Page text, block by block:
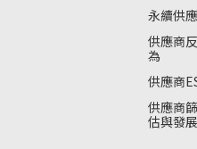
永續供
供應商
為
供應商
供應商
估與發展